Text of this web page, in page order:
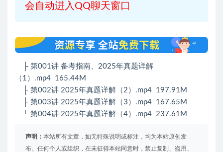
会自动进入QQ聊天窗口
├ 第001讲 备考指南、2025年真题详解
（1）.mp4 165.44M
├ 第002讲 2025年真题详解（2）.mp4 197.91M
├ 第003讲 2025年真题详解（3）.mp4 167.65M
└ 第004讲 2025年真题详解（4）.mp4 237.61M
声明： 本站所有文章，如无特殊说明或标注，均为本站原创发
布。任何个人或组织，在未征得本站同意时，禁止复制、盗用、